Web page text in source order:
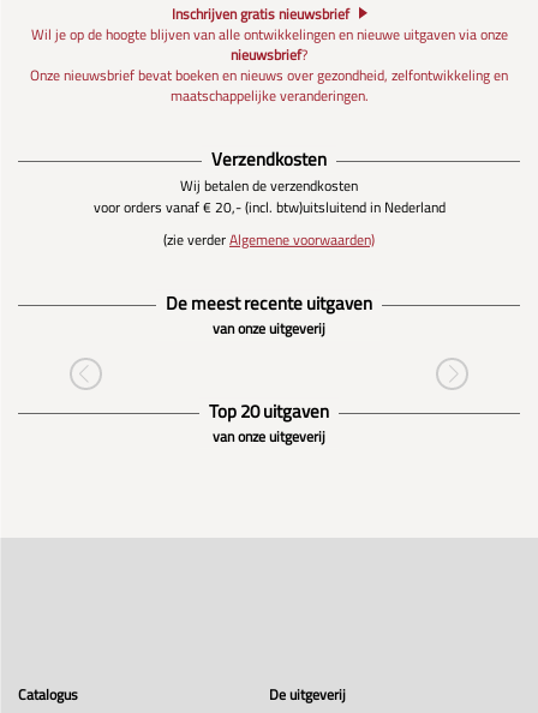
Inschrijven gratis nieuwsbrief
Wil je op de hoogte blijven van alle ontwikkelingen en nieuwe uitgaven via onze
nieuwsbrief?
Onze nieuwsbrief bevat boeken en nieuws over gezondheid, zelfontwikkeling en
maatschappelijke veranderingen.
Verzendkosten
Wij betalen de verzendkosten
voor orders vanaf € 20,- (incl. btw)uitsluitend in Nederland
(zie verderAlgemene voorwaarden)
De meest recente uitgaven
van onze uitgeverij
Top 20 uitgaven
van onze uitgeverij
Catalogus
De uitgeverij